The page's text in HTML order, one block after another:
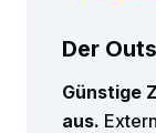
Der
Günstige
aus.